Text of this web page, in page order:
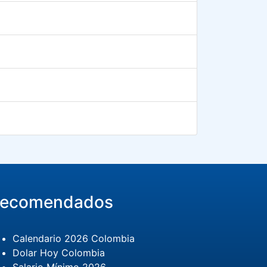
Calendario 2026 Colombia
Dolar Hoy Colombia